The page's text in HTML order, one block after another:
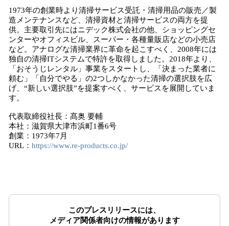
1973年の創業時より清掃サービス受託・清掃用品の販売／製
造メンテナンスなど、清掃資材と清掃サービスの両方を提
供。主要取引先にはニデック株式会社の他、ショッピングセ
ンターやオフィスビル、スーパー・各種量販店などの小売店
など。アナログな清掃業界に革命を起こすべく、2008年には
独自の清掃ITシステムで特許を取得しました。2018年より、
「おそうじレンタル」事業をスタートし、「決まった業者に
頼む」「自分でやる」の2つしかなかった清掃の選択肢を広
げ、“新しい選択肢”を提案すべく、サービスを展開していま
す。
代表取締役社長：髙奥 要輔
本社：滋賀県大津市浜町1番6号
創業：1973年7月
URL： https://www.re-products.co.jp/
このプレスリリースには、
メディア関係者向けの情報があります